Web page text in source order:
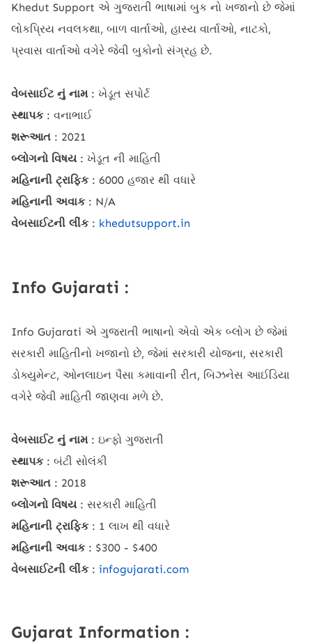
Khedut Support એ ગુજરાતી ભાષામાં બુક નો ખજાનો છે જેમાં
લોકપ્રિય નવલકથા, બાળ વાર્તાઓ, હાસ્ય વાર્તાઓ, નાટકો,
પ્રવાસ વાર્તાઓ વગેરે જેવી બુકોનો સંગ્રહ છે.
વેબસાઈટ નું નામ: ખેડૂત સપોર્ટ
સ્થાપક : વનાભાઈ
શરૂઆત : 2021
બ્લોગનો વિષય : ખેડૂત ની માહિતી
મહિનાની ટ્રાફિક: 6000 હજાર થી વધારે
મહિનાની અવાક: N/A
વેબસાઈટની લીંક: khedutsupport.in
Info Gujarati :
Info Gujarati એ ગુજરાતી ભાષાનો એવો એક બ્લોગ છે જેમાં
સરકારી માહિતીનો ખજાનો છે, જેમાં સરકારી યોજના, સરકારી
ડોક્યુમેન્ટ, ઓનલાઇન પૈસા કમાવાની રીત, બિઝનેસ આઈડિયા
વગેરે જેવી માહિતી જાણવા મળે છે.
વેબસાઈટ નું નામ: ઇન્ફો ગુજરાતી
સ્થાપક : બંટી સોલંકી
શરૂઆત : 2018
બ્લોગનો વિષય : સરકારી માહિતી
મહિનાની ટ્રાફિક: 1 લાખ થી વધારે
મહિનાની અવાક: $300 - $400
વેબસાઈટની લીંક: infogujarati.com
Gujarat Information :